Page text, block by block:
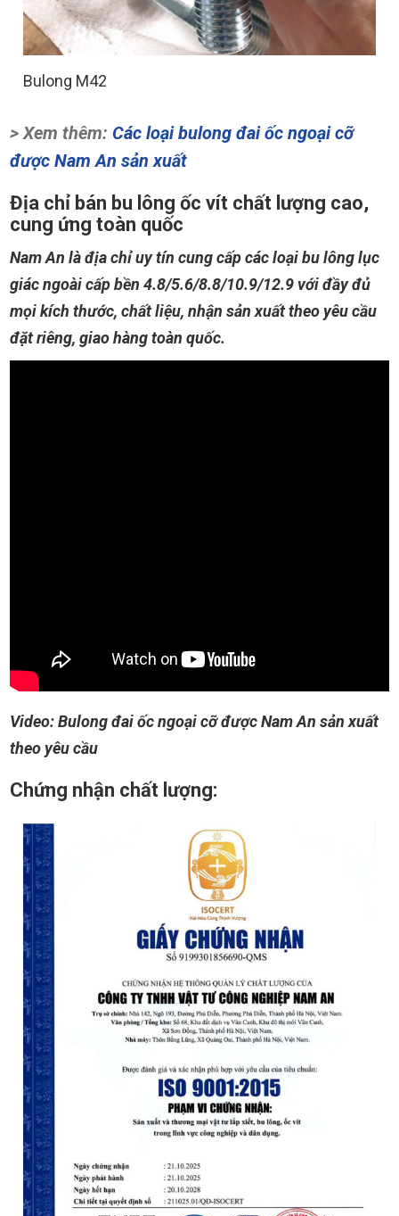
Bulong M42
> Xem thêm: Các loại bulong đai ốc ngoại cỡ
được Nam An sản xuất
Địa chỉ bán bu lông ốc vít chất lượng cao,
cung ứng toàn quốc
Nam An là địa chỉ uy tín cung cấp các loại bu lông lục
giác ngoài cấp bền 4.8/5.6/8.8/10.9/12.9 với đầy đủ
mọi kích thước, chất liệu, nhận sản xuất theo yêu cầu
đặt riêng, giao hàng toàn quốc.
Video: Bulong đai ốc ngoại cỡ được Nam An sản xuất
theo yêu cầu
Chứng nhận chất lượng: